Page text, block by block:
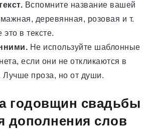
Вспомните название вашей
деревянная, розовая и т.
в тексте.
Не используйте шаблонные
если они не откликаются в
проза, но от души.
годовщин свадьбы
дополнения слов